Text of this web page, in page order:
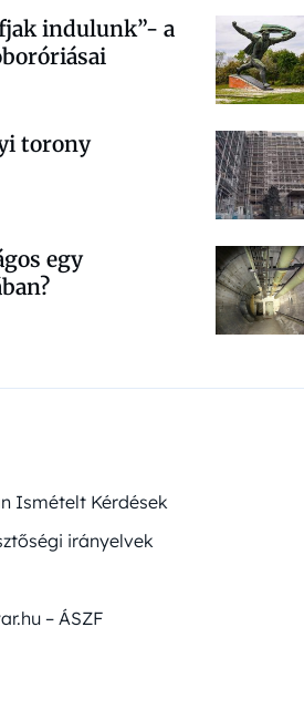
indulunk”- a
torony
egy
Ismételt Kérdések
irányelvek
– ÁSZF